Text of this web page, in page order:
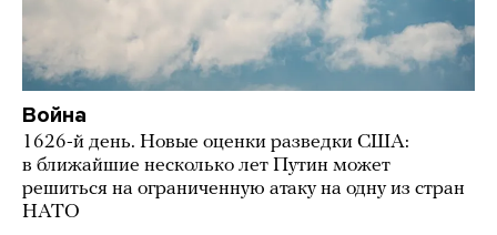
Война
1626-й день. Новые оценки разведки США:
в ближайшие несколько лет Путин может
решиться на ограниченную атаку на одну из стран
НАТО